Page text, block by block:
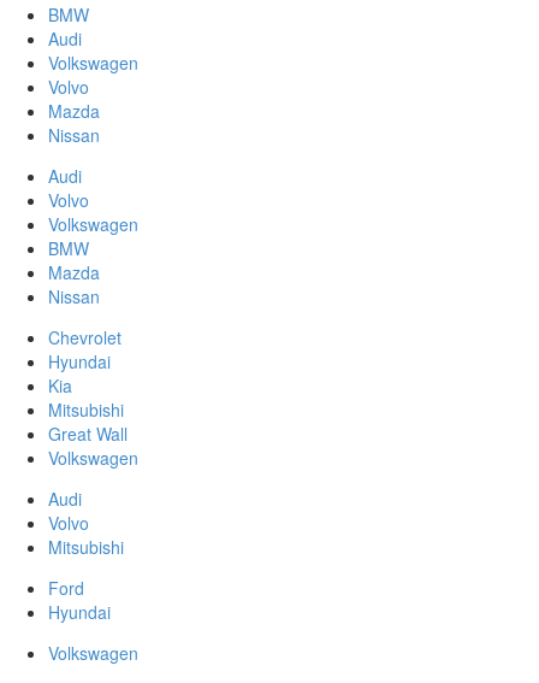
BMW
Audi
Volkswagen
Volvo
Mazda
Nissan
Audi
Volvo
Volkswagen
BMW
Mazda
Nissan
Chevrolet
Hyundai
Kia
Mitsubishi
Great Wall
Volkswagen
Audi
Volvo
Mitsubishi
Ford
Hyundai
Volkswagen